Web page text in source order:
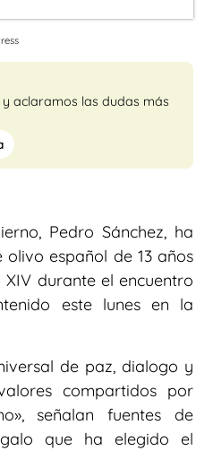
aclaramos las dudas más
Pedro Sánchez, ha
español de 13 años
durante el encuentro
este lunes en la
de paz, dialogo y
compartidos por
señalan fuentes de
que ha elegido el